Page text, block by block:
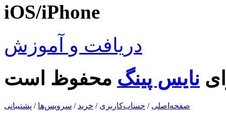
iOS/iPhone
دریافت و آموزش
نایس پینگ
صفحه‌اصلی / حساب‌کاربری / خرید / سرویس‌ها / پشتیبانی